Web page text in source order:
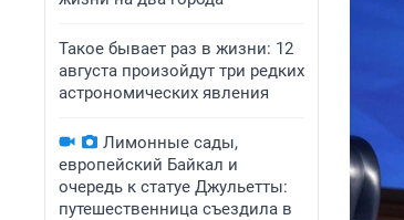
Такое бывает раз в жизни: 12
августа произойдут три редких
астрономических явления
Лимонные сады,
европейский Байкал и
очередь к статуе Джульетты:
путешественница съездила в